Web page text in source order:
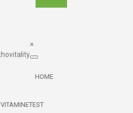
×
HOME
VITAMINETEST